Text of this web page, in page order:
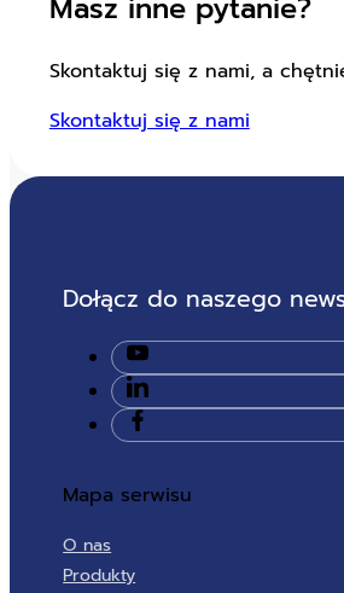
Masz inne pytanie?
Skontaktuj się z nami, a
Skontaktuj się z nami
Dołącz do naszego
Mapa serwisu
O nas
Produkty